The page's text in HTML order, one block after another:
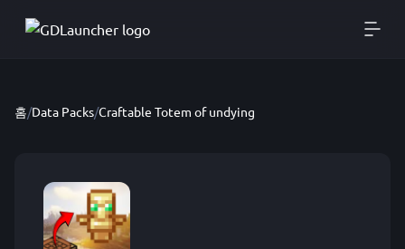
홈/Data Packs/Craftable Totem of undying